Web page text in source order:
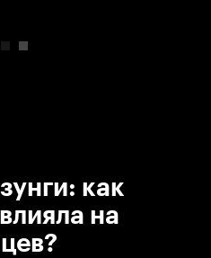
как
на